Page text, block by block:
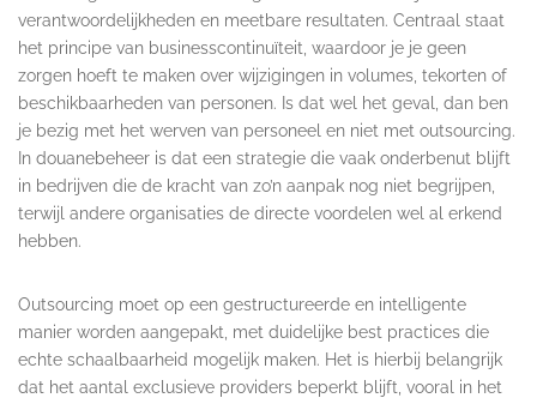
verantwoordelijkheden en meetbare resultaten. Centraal staat
het principe van businesscontinuïteit, waardoor je je geen
zorgen hoeft te maken over wijzigingen in volumes, tekorten of
beschikbaarheden van personen. Is dat wel het geval, dan ben
je bezig met het werven van personeel en niet met outsourcing.
In douanebeheer is dat een strategie die vaak onderbenut blijft
in bedrijven die de kracht van zo’n aanpak nog niet begrijpen,
terwijl andere organisaties de directe voordelen wel al erkend
hebben.
Outsourcing moet op een gestructureerde en intelligente
manier worden aangepakt, met duidelijke best practices die
echte schaalbaarheid mogelijk maken. Het is hierbij belangrijk
dat het aantal exclusieve providers beperkt blijft, vooral in het